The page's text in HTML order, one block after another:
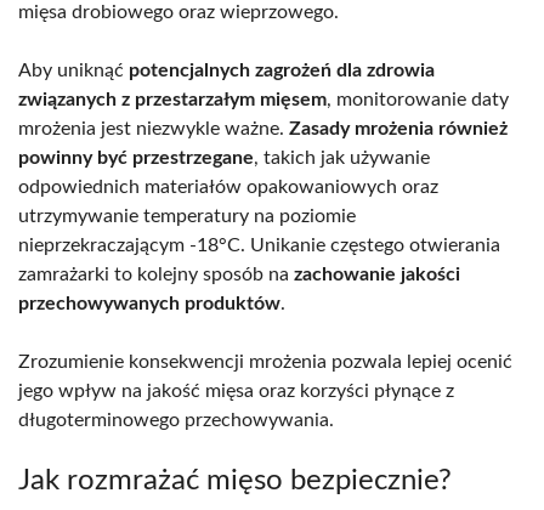
mięsa drobiowego oraz wieprzowego.
Aby uniknąć potencjalnych zagrożeń dla zdrowia
związanych z przestarzałym mięsem, monitorowanie daty
mrożenia jest niezwykle ważne. Zasady mrożenia również
powinny być przestrzegane, takich jak używanie
odpowiednich materiałów opakowaniowych oraz
utrzymywanie temperatury na poziomie
nieprzekraczającym -18°C. Unikanie częstego otwierania
zamrażarki to kolejny sposób na zachowanie jakości
przechowywanych produktów.
Zrozumienie konsekwencji mrożenia pozwala lepiej ocenić
jego wpływ na jakość mięsa oraz korzyści płynące z
długoterminowego przechowywania.
Jak rozmrażać mięso bezpiecznie?